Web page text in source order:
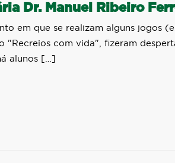
Dr. Manuel Ribeiro
em que se realizam alguns jogos
"Recreios com vida", fizeram
alunos […]